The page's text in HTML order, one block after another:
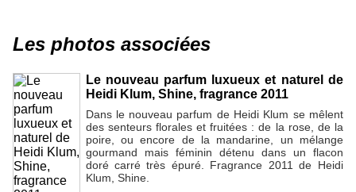
Les photos associées
Le nouveau parfum luxueux et naturel de
Heidi Klum, Shine, fragrance 2011
Dans le nouveau parfum de Heidi Klum se mêlent
des senteurs florales et fruitées : de la rose, de la
poire, ou encore de la mandarine, un mélange
gourmand mais féminin détenu dans un flacon
doré carré très épuré. Fragrance 2011 de Heidi
Klum, Shine.